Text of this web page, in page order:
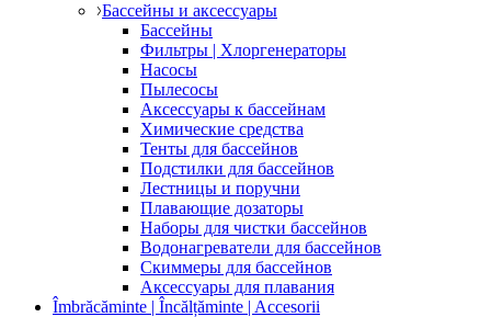
Бассейны и аксессуары
Бассейны
Фильтры | Хлоргенераторы
Насосы
Пылесосы
Аксессуары к бассейнам
Химические средства
Тенты для бассейнов
Подстилки для бассейнов
Лестницы и поручни
Плавающие дозаторы
Наборы для чистки бассейнов
Водонагреватели для бассейнов
Скиммеры для бассейнов
Аксессуары для плавания
Îmbrăcăminte | Încălțăminte | Accesorii